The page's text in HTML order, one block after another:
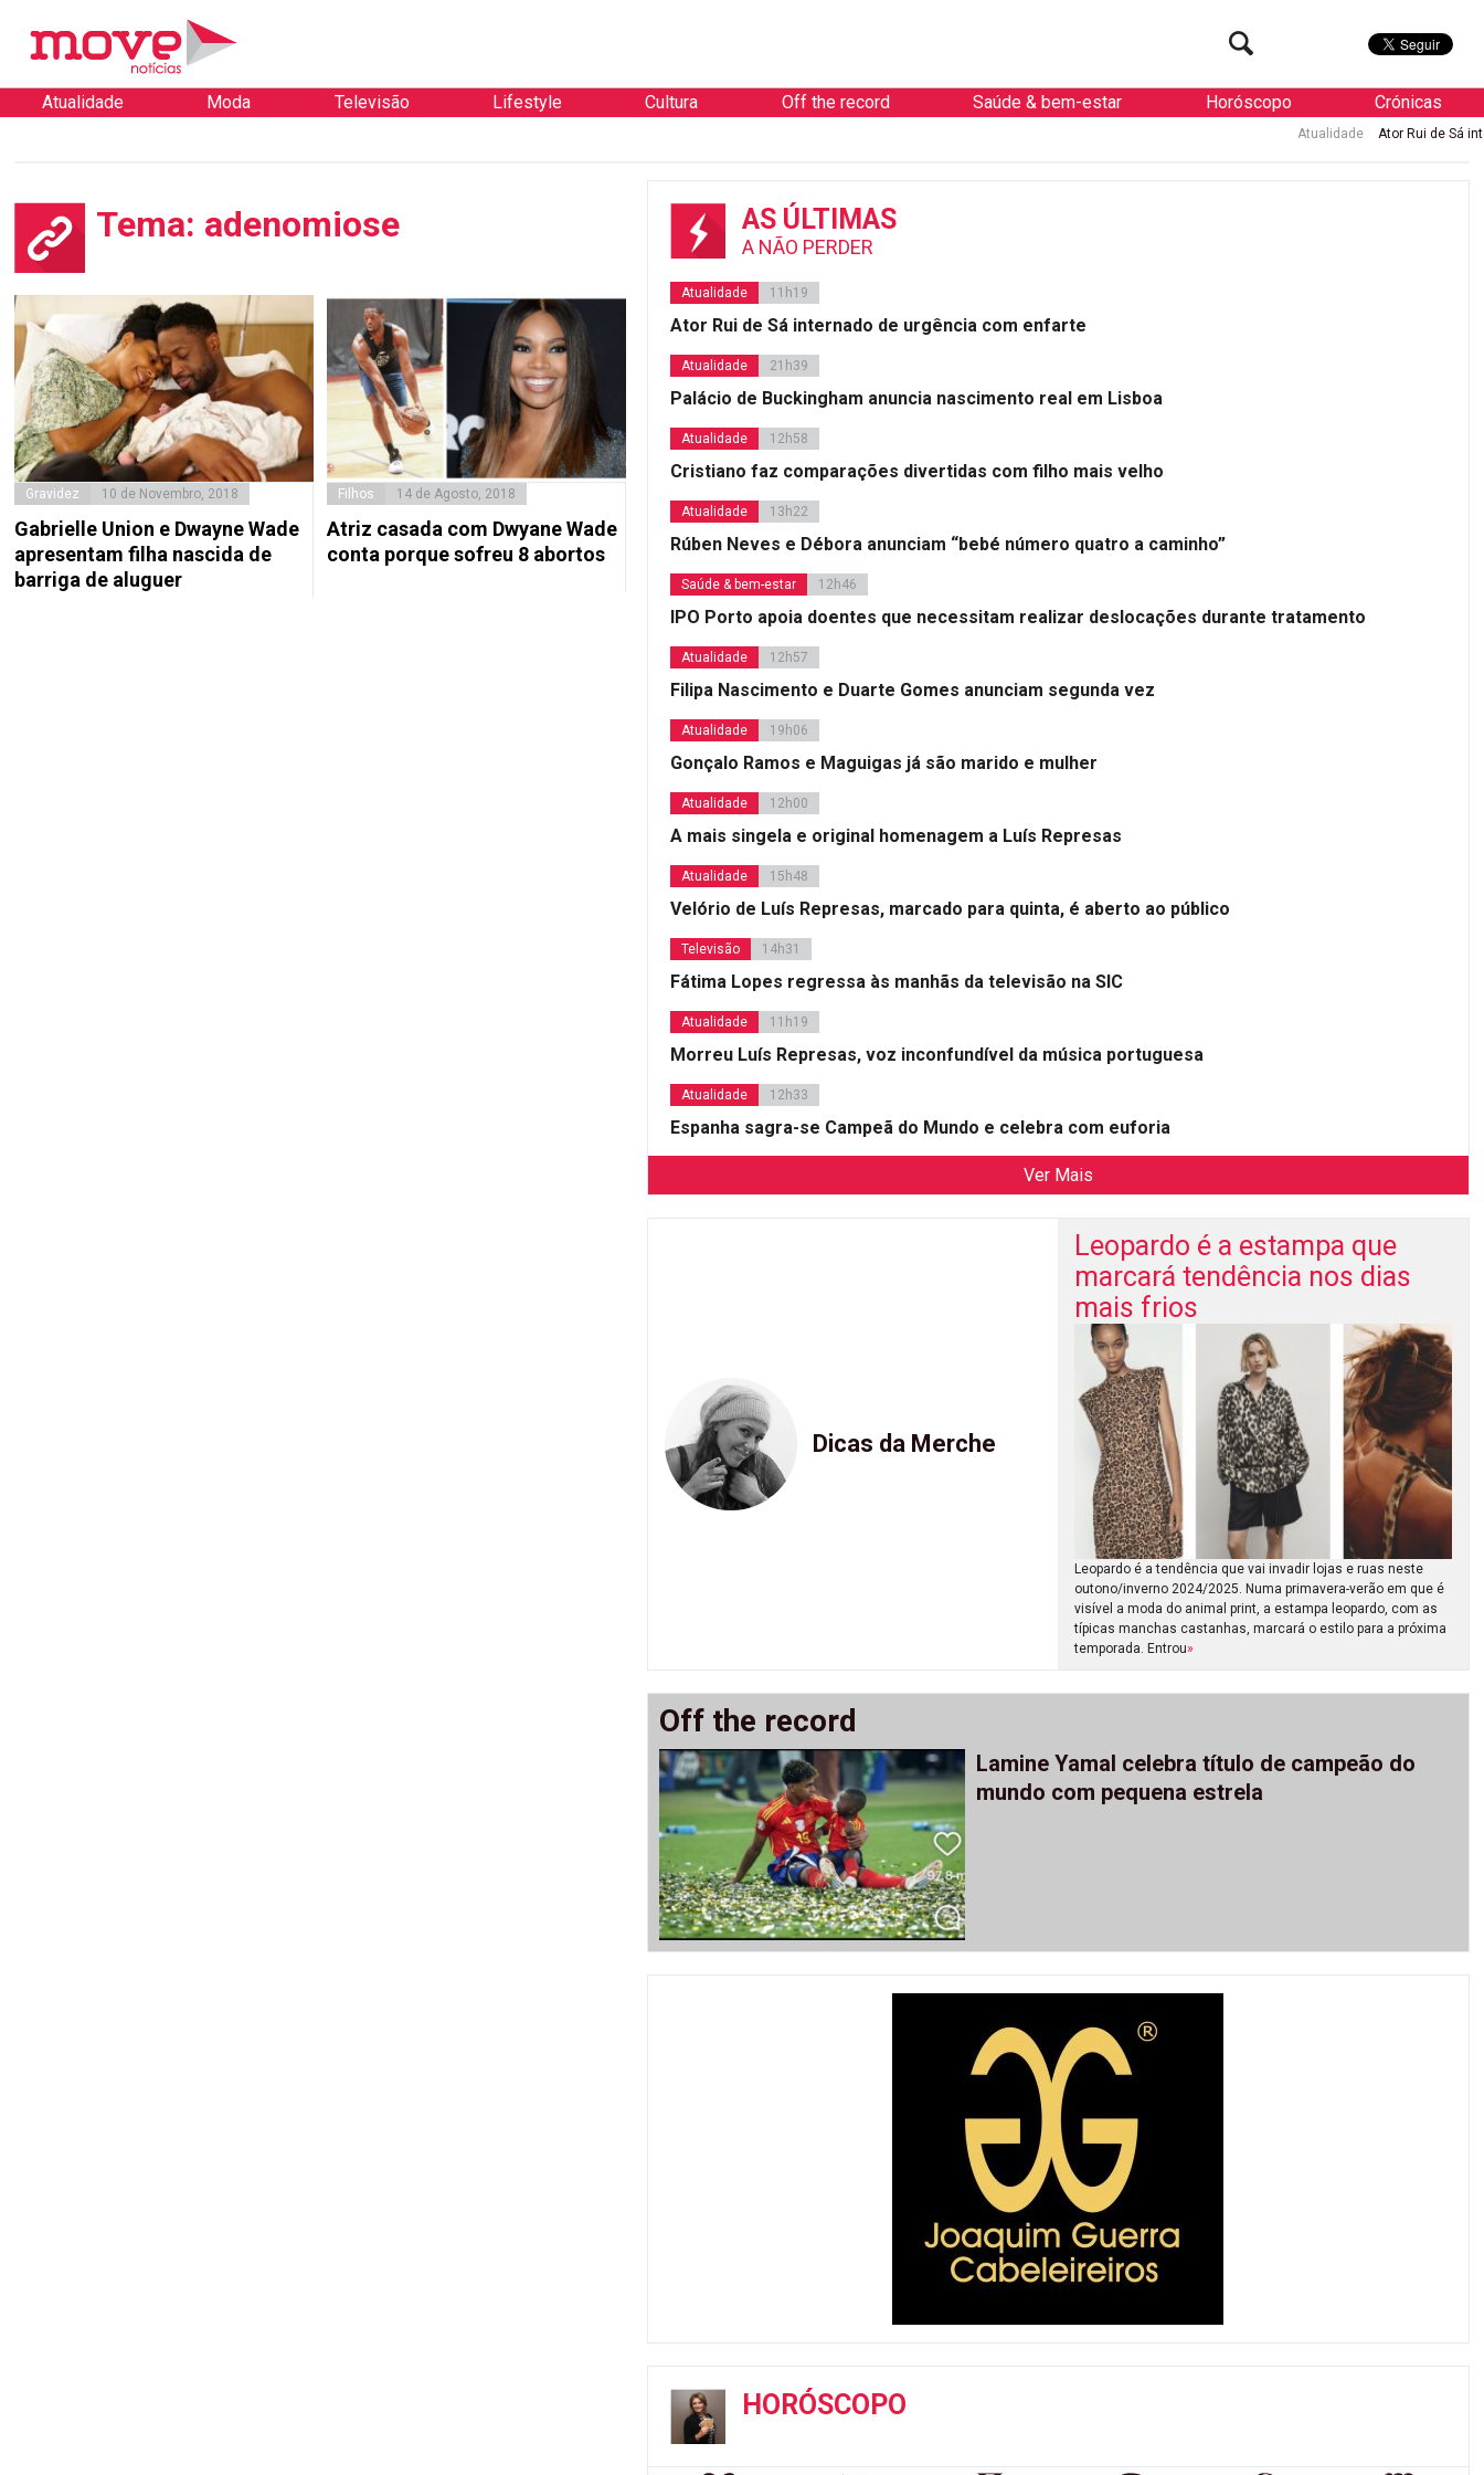
Atualidade Moda Televisão Lifestyle Cultura Off the record Saúde & bem-estar Horóscopo Crónicas
Atualidade Ator Rui de Sá
Tema: adenomiose
Gravidez 10 de Novembro, 2018
Gabrielle Union e Dwayne Wade
apresentam filha nascida de
barriga de aluguer
Filhos 14 de Agosto, 2018
Atriz casada com Dwyane Wade
conta porque sofreu 8 abortos
AS ÚLTIMAS
A NÃO PERDER
Atualidade 11h19
Ator Rui de Sá internado de urgência com enfarte
Atualidade 21h39
Palácio de Buckingham anuncia nascimento real em Lisboa
Atualidade 12h58
Cristiano faz comparações divertidas com filho mais velho
Atualidade 13h22
Rúben Neves e Débora anunciam “bebé número quatro a caminho”
Saúde & bem-estar 12h46
IPO Porto apoia doentes que necessitam realizar deslocações durante tratamento
Atualidade 12h57
Filipa Nascimento e Duarte Gomes anunciam segunda vez
Atualidade 19h06
Gonçalo Ramos e Maguigas já são marido e mulher
Atualidade 12h00
A mais singela e original homenagem a Luís Represas
Atualidade 15h48
Velório de Luís Represas, marcado para quinta, é aberto ao público
Televisão 14h31
Fátima Lopes regressa às manhãs da televisão na SIC
Atualidade 11h19
Morreu Luís Represas, voz inconfundível da música portuguesa
Atualidade 12h33
Espanha sagra-se Campeã do Mundo e celebra com euforia
Ver Mais
Dicas da Merche
Leopardo é a estampa que
marcará tendência nos dias
mais frios
Leopardo é a tendência que vai invadir lojas e ruas neste
outono/inverno 2024/2025. Numa primavera-verão em que é
visível a moda do animal print, a estampa leopardo, com as
típicas manchas castanhas, marcará o estilo para a próxima
temporada. Entrou»
Off the record
Lamine Yamal celebra título de campeão do
mundo com pequena estrela
HORÓSCOPO